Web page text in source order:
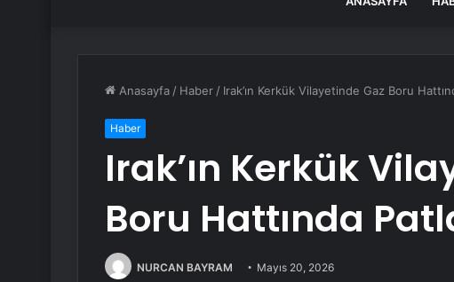
Anasayfa / Haber / Irak’ın Kerkük Vilayetinde Gaz Boru
Haber
Irak’ın Kerkük
Boru Hattında
NURCAN BAYRAM Mayıs 20, 2026